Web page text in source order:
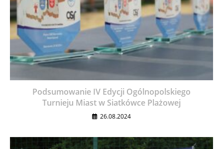
Podsumowanie IV Edycji Ogólnopolskiego
Turnieju Miast w Siatkówce Plażowej
26.08.2024